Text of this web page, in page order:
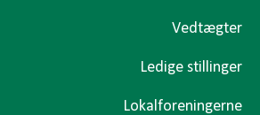
Vedtægter
Ledige stillinger
Lokalforeningerne